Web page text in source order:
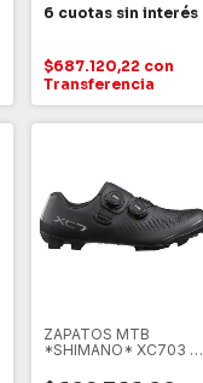
$687.120,22 con
Transferencia
ZAPATOS MTB
*SHIMANO* XC703 T